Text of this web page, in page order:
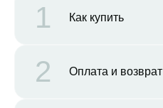
1 Как купить
2 Оплата и возврат